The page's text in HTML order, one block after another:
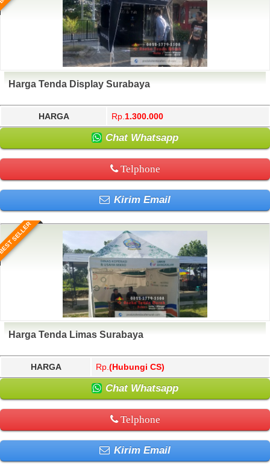
Harga Tenda Display Surabaya
HARGA Rp. 1.300.000
Chat Whatsapp
Telphone
Kirim Email
SELLER
Harga Tenda Limas Surabaya
HARGA Rp. (Hubungi CS)
Chat Whatsapp
Telphone
Kirim Email